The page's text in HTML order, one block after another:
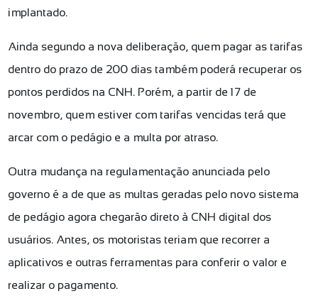
implantado.
Ainda segundo a nova deliberação, quem pagar as tarifas
dentro do prazo de 200 dias também poderá recuperar os
pontos perdidos na CNH. Porém, a partir de 17 de
novembro, quem estiver com tarifas vencidas terá que
arcar com o pedágio e a multa por atraso.
Outra mudança na regulamentação anunciada pelo
governo é a de que as multas geradas pelo novo sistema
de pedágio agora chegarão direto à CNH digital dos
usuários. Antes, os motoristas teriam que recorrer a
aplicativos e outras ferramentas para conferir o valor e
realizar o pagamento.